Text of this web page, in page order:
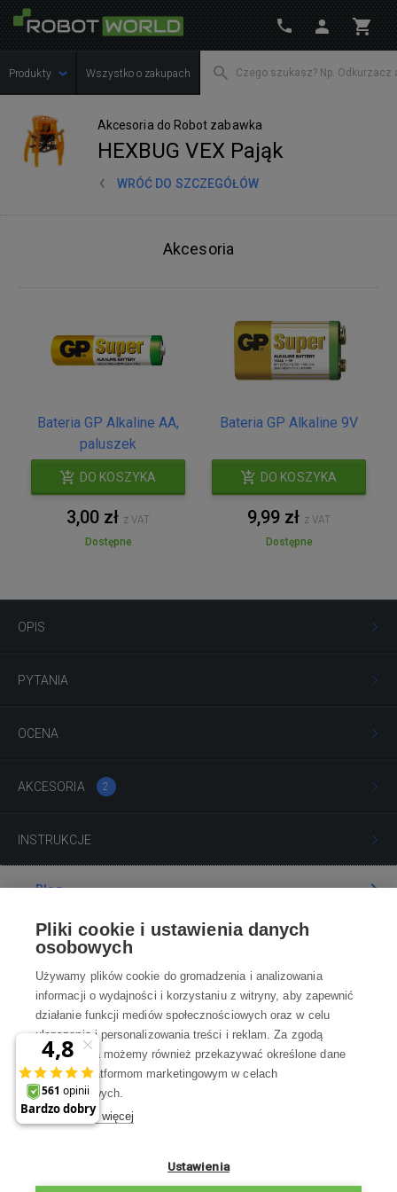
Produkty Wszystko o zakupach
Akcesoria do Robot zabawka
HEXBUG VEX Pająk
WRÓĆ DO SZCZEGÓŁÓW
OPIS
PYTANIA
OCENA
AKCESORIA 2
INSTRUKCJE
Akcesoria
Bateria GP Alkaline AA,
paluszek
DO KOSZYKA
3,00 zł z VAT
Dostępne
Bateria GP Alkaline 9V
DO KOSZYKA
9,99 zł z VAT
Dostępne
Blog
Poradnia
Wszystko o zakupach
Kontakt
Skontaktuj się z Nami
Pon-Pt 8:00—17:00
na pierwsze zakupy?
Pliki cookie i ustawienia danych
osobowych
Używamy plików cookie do gromadzenia i analizowania
informacji o wydajności i korzystaniu z witryny, aby zapewnić
działanie funkcji mediów społecznościowych oraz w celu
ulepszania i personalizowania treści i reklam. Za zgodą
użytkownika możemy również przekazywać określone dane
osobowe platformom marketingowym w celach
marketingowych.
Dowiedz się więcej
Ustawienia